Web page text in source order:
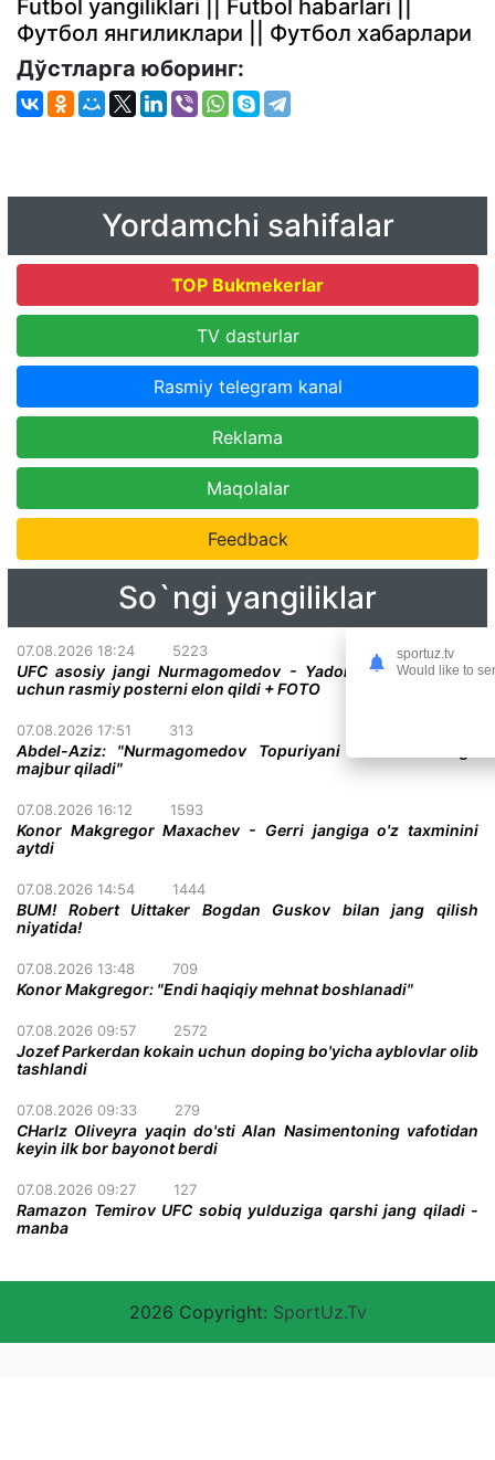
Futbol yangiliklari || Futbol habarlari ||
Футбол янгиликлари || Футбол хабарлари
Дўстларга юборинг:
Yordamchi sahifalar
TOP Bukmekerlar
TV dasturlar
Rasmiy telegram kanal
Reklama
Maqolalar
Feedback
So`ngi yangiliklar
07.08.2026 18:24 5223
UFC asosiy jangi Nurmagomedov - Yadong bo'lgan turnir
uchun rasmiy posterni elon qildi + FOTO
07.08.2026 17:51 313
Abdel-Aziz: "Nurmagomedov Topuriyani taslim bo'lishga
majbur qiladi"
07.08.2026 16:12 1593
Konor Makgregor Maxachev - Gerri jangiga o'z taxminini
aytdi
07.08.2026 14:54 1444
BUM! Robert Uittaker Bogdan Guskov bilan jang qilish
niyatida!
07.08.2026 13:48 709
Konor Makgregor: "Endi haqiqiy mehnat boshlanadi"
07.08.2026 09:57 2572
Jozef Parkerdan kokain uchun doping bo'yicha ayblovlar olib
tashlandi
07.08.2026 09:33 279
CHarlz Oliveyra yaqin do'sti Alan Nasimentoning vafotidan
keyin ilk bor bayonot berdi
07.08.2026 09:27 127
Ramazon Temirov UFC sobiq yulduziga qarshi jang qiladi -
manba
2026 Copyright: SportUz.Tv
sportuz.tv
Would like to